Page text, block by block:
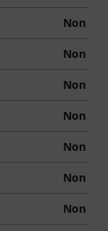
Non
Non
Non
Non
Non
Non
Non